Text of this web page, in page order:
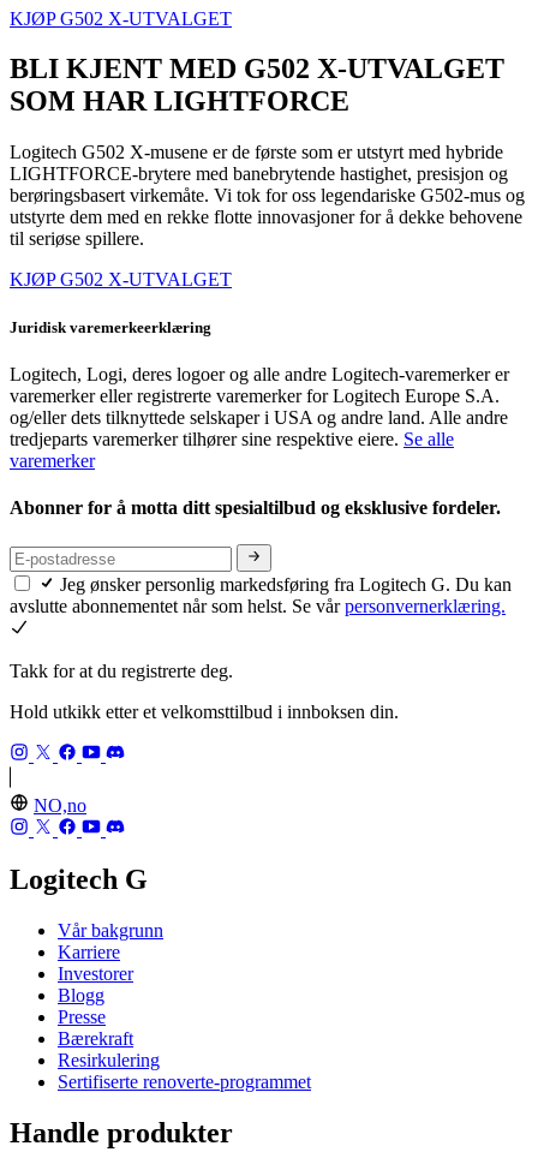
KJØP G502 X-UTVALGET
BLI KJENT MED G502 X-UTVALGET
SOM HAR LIGHTFORCE
Logitech G502 X-musene er de første som er utstyrt med hybride
LIGHTFORCE-brytere med banebrytende hastighet, presisjon og
berøringsbasert virkemåte. Vi tok for oss legendariske G502-mus og
utstyrte dem med en rekke flotte innovasjoner for å dekke behovene
til seriøse spillere.
KJØP G502 X-UTVALGET
Juridisk varemerkeerklæring
Logitech, Logi, deres logoer og alle andre Logitech-varemerker er
varemerker eller registrerte varemerker for Logitech Europe S.A.
og/eller dets tilknyttede selskaper i USA og andre land. Alle andre
tredjeparts varemerker tilhører sine respektive eiere. Se alle
varemerker
Abonner for å motta ditt spesialtilbud og eksklusive fordeler.
Jeg ønsker personlig markedsføring fra Logitech G. Du kan
avslutte abonnementet når som helst. Se vårpersonvernerklæring.
Takk for at du registrerte deg.
Hold utkikk etter et velkomsttilbud i innboksen din.
NO,no
Logitech G
Vår bakgrunn
Karriere
Investorer
Blogg
Presse
Bærekraft
Resirkulering
Sertifiserte renoverte-programmet
Handle produkter